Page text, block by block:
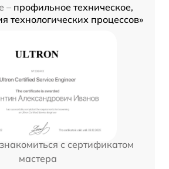
– профильное техническое,
технологических процессов»
с сертификатом
мастера